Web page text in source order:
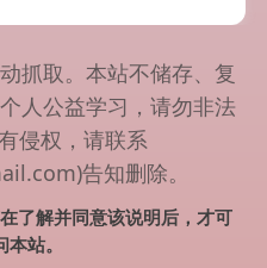
抓取。本站不储存、复
人公益学习，请勿非法
侵权，请联系
告知删除。
了解并同意该说明后，才可
站。